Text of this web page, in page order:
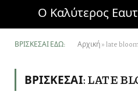
Ο Καλύτερος
ΒΡΊΣΚΕΣΑΙ ΕΔΏ: Αρχική»late
ΒΡΊΣΚΕΣΑΙ:LATE